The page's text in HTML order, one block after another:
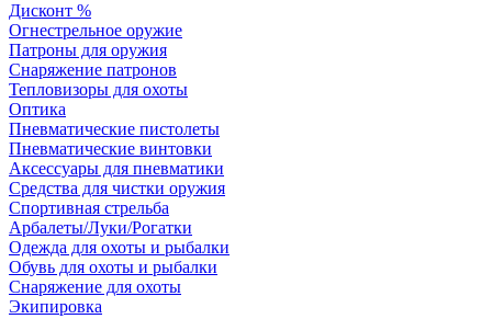
Дисконт %
Огнестрельное оружие
Патроны для оружия
Снаряжение патронов
Тепловизоры для охоты
Оптика
Пневматические пистолеты
Пневматические винтовки
Аксессуары для пневматики
Средства для чистки оружия
Спортивная стрельба
Арбалеты/Луки/Рогатки
Одежда для охоты и рыбалки
Обувь для охоты и рыбалки
Снаряжение для охоты
Экипировка